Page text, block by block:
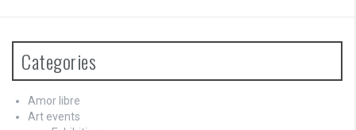
Categories
Amor libre
Art events